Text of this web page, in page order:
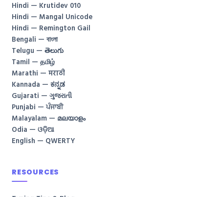
Hindi — Krutidev 010
Hindi — Mangal Unicode
Hindi — Remington Gail
Bengali — বাংলা
Telugu — తెలుగు
Tamil — தமிழ்
Marathi — मराठी
Kannada — ಕನ್ನಡ
Gujarati — ગુજરાતી
Punjabi — ਪੰਜਾਬੀ
Malayalam — മലയാളം
Odia — ଓଡ଼ିଆ
English — QWERTY
RESOURCES